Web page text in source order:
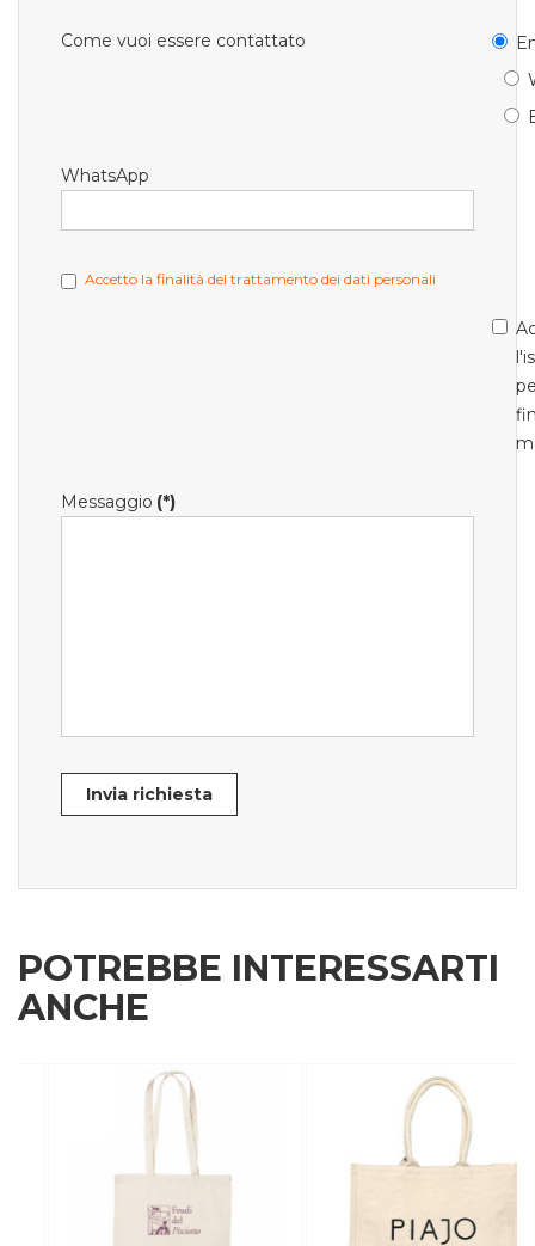
Come vuoi essere contattato
WhatsApp
Accetto la finalità del trattamento dei dati personali
Messaggio (*)
Invia richiesta
POTREBBE INTERESSARTI
ANCHE